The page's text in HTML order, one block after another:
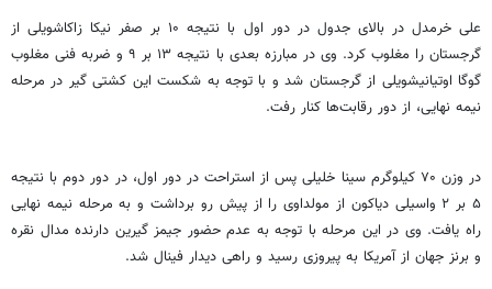
علیخرمدل در بالای جدول در دور اول با نتیجه ۱۰ بر صفر نیکا زاکاشویلیاز
گرجستان را مغلوب کرد. وی در مبارزه بعدی با نتیجه ۱۳ بر ۹ و ضربه فنی مغلوب
گوگا اوتیانیشویلی از گرجستان شد و با توجه به شکست این کشتی گیر در مرحله
نیمه نهایی، از دور رقابت‌ها کنار رفت.
در وزن ۷۰ کیلوگرم سینا خلیلی پس از استراحت در دور اول، در دور دوم با نتیجه
۵ بر ۲
واسیلی دیاکون از مولداوی را از پیش رو برداشت و به مرحله نیمه نهایی
راه یافت. وی در این مرحله با توجه به عدم حضور جیمزگیرین دارنده مدال نقره
و برنز جهان از آمریکا به پیروزی رسید و راهی دیدار فینال شد.